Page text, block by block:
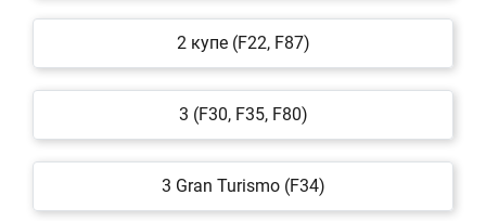
2 купе (F22, F87)
3 (F30, F35, F80)
3 Gran Turismo (F34)